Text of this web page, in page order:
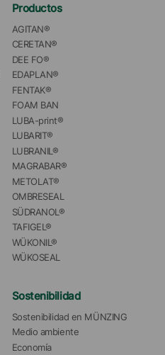
Productos
AGITAN®
CERETAN®
DEE FO®
EDAPLAN®
FENTAK®
FOAM BAN
LUBA-print®
LUBARIT®
LUBRANIL®
MAGRABAR®
METOLAT®
OMBRESEAL
SÜDRANOL®
TAFIGEL®
WÜKONIL®
WÜKOSEAL
Sostenibilidad
Sostenibilidad en MÜNZING
Medio ambiente
Economía